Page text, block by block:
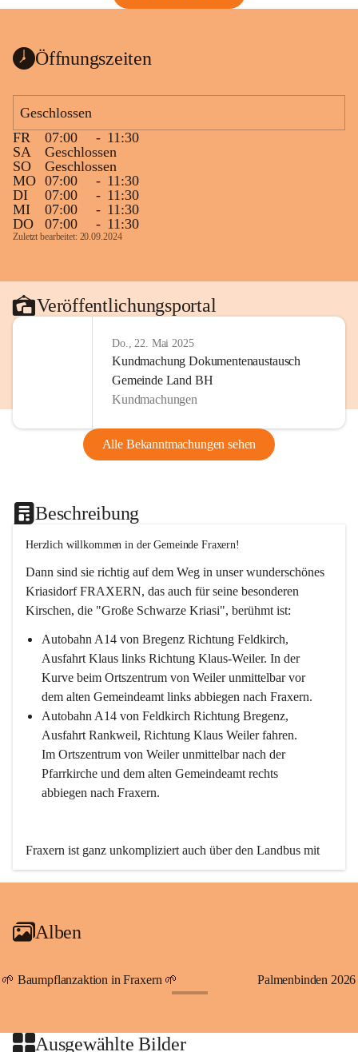
Öffnungszeiten
Geschlossen
FR
07:00 - 11:30
SA
Geschlossen
SO
Geschlossen
MO 07:00 - 11:30
DI
07:00 - 11:30
MI
07:00 - 11:30
DO
07:00 - 11:30
Zuletzt bearbeitet: 20.09.2024
Veröffentlichungsportal
Do., 22. Mai 2025
Kundmachung Dokumentenaustausch
Gemeinde Land BH
Kundmachungen
Alle Bekanntmachungen sehen
Beschreibung
Herzlich willkommen in der Gemeinde Fraxern!
Dann sind sie richtig auf dem Weg in unser wunderschönes
Kriasidorf FRAXERN, das auch für seine besonderen
Kirschen, die "Große Schwarze Kriasi", berühmt ist:
Autobahn A14 von Bregenz Richtung Feldkirch,
Ausfahrt Klaus links Richtung Klaus-Weiler. In der
Kurve beim Ortszentrum von Weiler unmittelbar vor
dem alten Gemeindeamt links abbiegen nach Fraxern.
Autobahn A14 von Feldkirch Richtung Bregenz,
Ausfahrt Rankweil, Richtung Klaus Weiler fahren.
Im Ortszentrum von Weiler unmittelbar nach der
Pfarrkirche und dem alten Gemeindeamt rechts
abbiegen nach Fraxern.
Fraxern ist ganz unkompliziert auch über den Landbus mit
den öffentlichen Verkehrsmitteln zu erreichen. Die Linie
An Samstagen, Sonn- und Feiertagen können Sie bequem
persönlichen Linienbus zur gewünschten Zeit zu Ihrer
Haltestelle bestellen. Sowohl von Weiler kommend nach
beide Fahrten Weiler-Fraxern-Weiler.
Alben
🌱 Baumpflanzaktion in Fraxern 🌱 Palmenbinden 2026
Ausgewählte Bilder